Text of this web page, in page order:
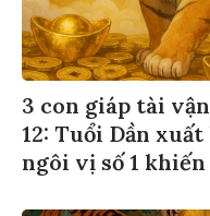
3 con giáp tài
12: Tuổi Dần
ngôi vị số 1